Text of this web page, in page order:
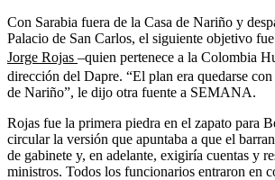
Con Sarabia fuera de la Casa de Nariño y
Palacio de San Carlos, el siguiente objetivo
Jorge Rojas –quien pertenece a la Colombia
dirección del Dapre. “El plan era quedarse
de Nariño”, le dijo otra fuente a SEMANA.
Rojas fue la primera piedra en el zapato para
circular la versión que apuntaba a que el
de gabinete y, en adelante, exigiría cuentas y
ministros. Todos los funcionarios entraron en